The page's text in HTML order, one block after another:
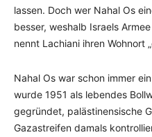
lassen. Doch wer Nahal Os
besser, weshalb Israels
nennt Lachiani ihren Wohnort
Nahal Os war schon immer
wurde 1951 als lebendes
gegründet, palästinensische
Gazastreifen damals